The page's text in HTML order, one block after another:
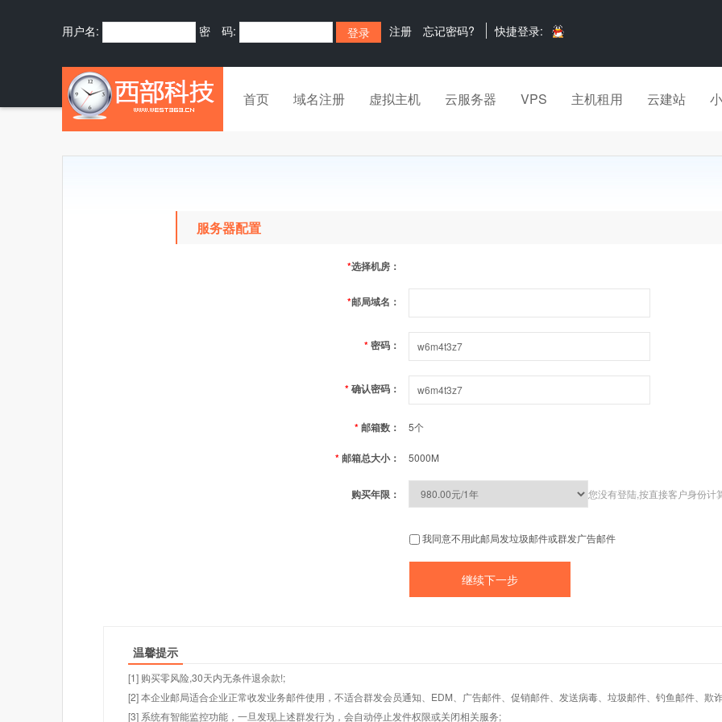
用户名: 密 码: 注册 忘记密码? 快捷登录:
首页 域名注册 虚拟主机 云服务器 VPS 主机租用 云建站
服务器配置
*选择机房：
*邮局域名：
*密码：
*确认密码：
*邮箱数： 5个
*邮箱总大小： 5000M
购买年限： 您没有登陆,按直接客户身份计
我同意不用此邮局发垃圾邮件或群发广告邮件
温馨提示
[1] 购买零风险,30天内无条件退余款!;
[2] 本企业邮局适合企业正常收发业务邮件使用，不适合群发会员通知、EDM、广告邮件、促销邮件、发送病毒、垃圾邮件、钓鱼邮件、欺
[3] 系统有智能监控功能，一旦发现上述群发行为，会自动停止发件权限或关闭相关服务;